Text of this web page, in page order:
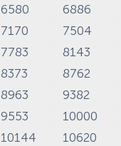
6580 6886
7170 7504
7783 8143
8373 8762
8963 9382
9553 10000
10144 10620